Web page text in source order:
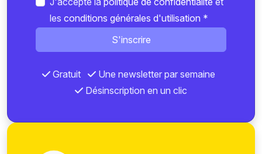
les conditions générales d'utilisation *
S'inscrire
Gratuit
Une newsletter par semaine
Désinscription en un clic